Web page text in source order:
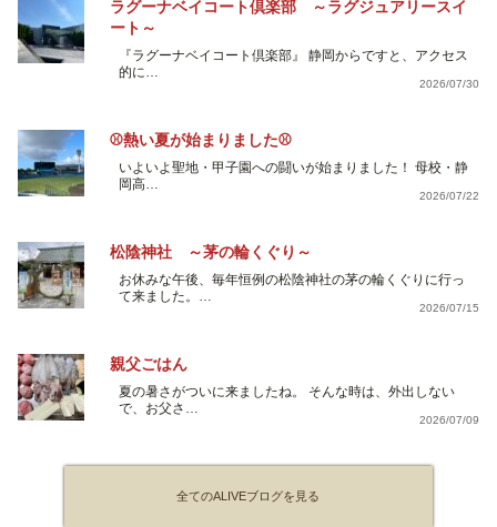
ラグーナベイコート倶楽部 ～ラグジュアリースイ
ート～
『ラグーナベイコート倶楽部』 静岡からですと、アクセス
的に…
2026/07/30
⚾熱い夏が始まりました⚾
いよいよ聖地・甲子園への闘いが始まりました！ 母校・静
岡高…
2026/07/22
松陰神社 ～茅の輪くぐり～
お休みな午後、毎年恒例の松陰神社の茅の輪くぐりに行っ
て来ました。…
2026/07/15
親父ごはん
夏の暑さがついに来ましたね。 そんな時は、外出しない
で、お父さ…
2026/07/09
全てのALIVEブログを見る